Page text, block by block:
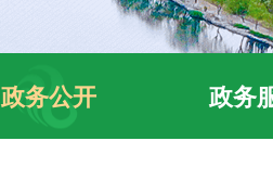
政务公开 政务